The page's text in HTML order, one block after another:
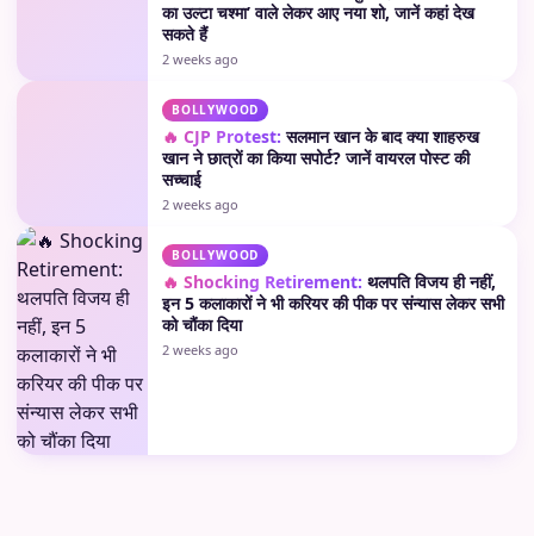
का उल्टा चश्मा’ वाले लेकर आए नया शो, जानें कहां देख
सकते हैं
2 weeks ago
BOLLYWOOD
🔥 CJP Protest: सलमान खान के बाद क्या शाहरुख
खान ने छात्रों का किया सपोर्ट? जानें वायरल पोस्ट की
सच्चाई
2 weeks ago
BOLLYWOOD
🔥 Shocking Retirement: थलपति विजय ही नहीं,
इन 5 कलाकारों ने भी करियर की पीक पर संन्यास लेकर सभी
को चौंका दिया
2 weeks ago